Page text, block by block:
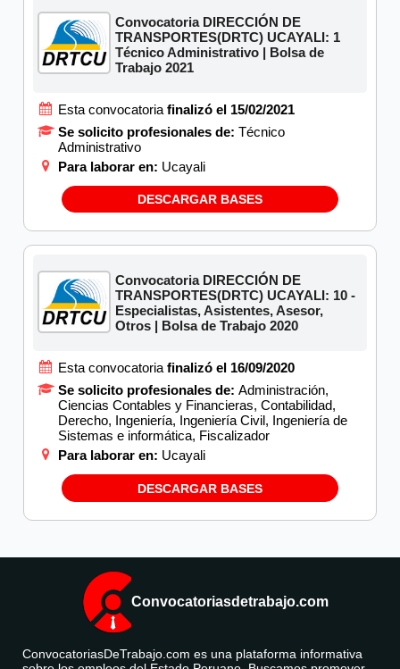
Convocatoria DIRECCIÓN DE
TRANSPORTES(DRTC) UCAYALI: 1
Técnico Administrativo | Bolsa de
Trabajo 2021
Esta convocatoria finalizó el 15/02/2021
Se solicito profesionales de: Técnico
Administrativo
Para laborar en: Ucayali
DESCARGAR BASES
Convocatoria DIRECCIÓN DE
TRANSPORTES(DRTC) UCAYALI: 10 -
Especialistas, Asistentes, Asesor,
Otros | Bolsa de Trabajo 2020
Esta convocatoriafinalizó el 16/09/2020
Se solicito profesionales de: Administración,
Ciencias Contables y Financieras, Contabilidad,
Derecho, Ingeniería, Ingeniería Civil, Ingeniería de
Sistemas e informática, Fiscalizador
Para laborar en: Ucayali
DESCARGAR BASES
Convocatoriasdetrabajo.com
ConvocatoriasDeTrabajo.com es una plataforma informativa